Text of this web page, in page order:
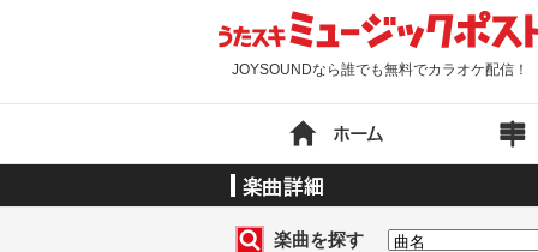
JOYSOUNDなら誰でも無料でカラオケ配信！
楽曲を探す